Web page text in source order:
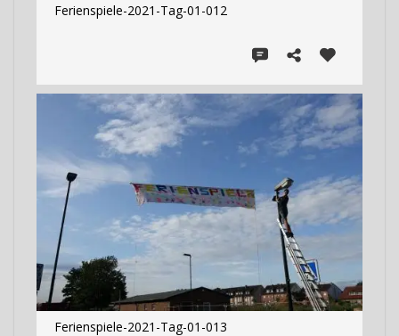
Ferienspiele-2021-Tag-01-012
Ferienspiele-2021-Tag-01-013